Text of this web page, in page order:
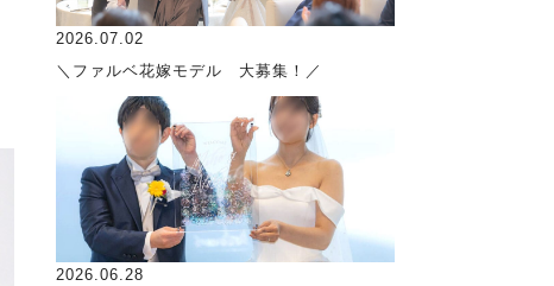
2026.07.02
＼ファルベ花嫁モデル 大募集！／
2026.06.28